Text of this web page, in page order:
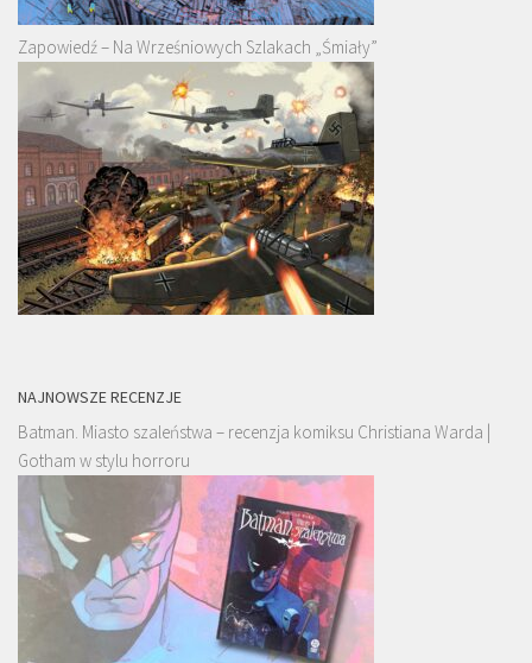
Zapowiedź – Na Wrześniowych Szlakach „Śmiały”
NAJNOWSZE RECENZJE
Batman. Miasto szaleństwa – recenzja komiksu Christiana Warda |
Gotham w stylu horroru